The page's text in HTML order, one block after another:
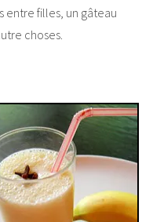
filles, un gâteau
choses.